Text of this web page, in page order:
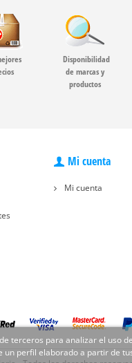
Disponibilidad
de marcas y
productos
Mi cuenta
Mi cuenta
terceros para analizar el uso
un perfil elaborado a partir de